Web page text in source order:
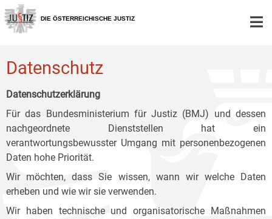
Zur
Hauptnavigation
[1]
Zum
Inhalt
[2]
Zum
Untermenü
[3]
DIE ÖSTERREICHISCHE JUSTIZ
Datenschutz
Datenschutzerklärung
Für das Bundesministerium für Justiz (BMJ) und dessen
nachgeordnete Dienststellen hat ein
verantwortungsbewusster Umgang mit personenbezogenen
Daten hohe Priorität.
Wir möchten, dass Sie wissen, wann wir welche Daten
erheben und wie wir sie verwenden.
Wir haben technische und organisatorische Maßnahmen